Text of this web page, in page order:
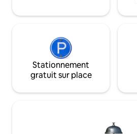
Stationnement
gratuit sur place